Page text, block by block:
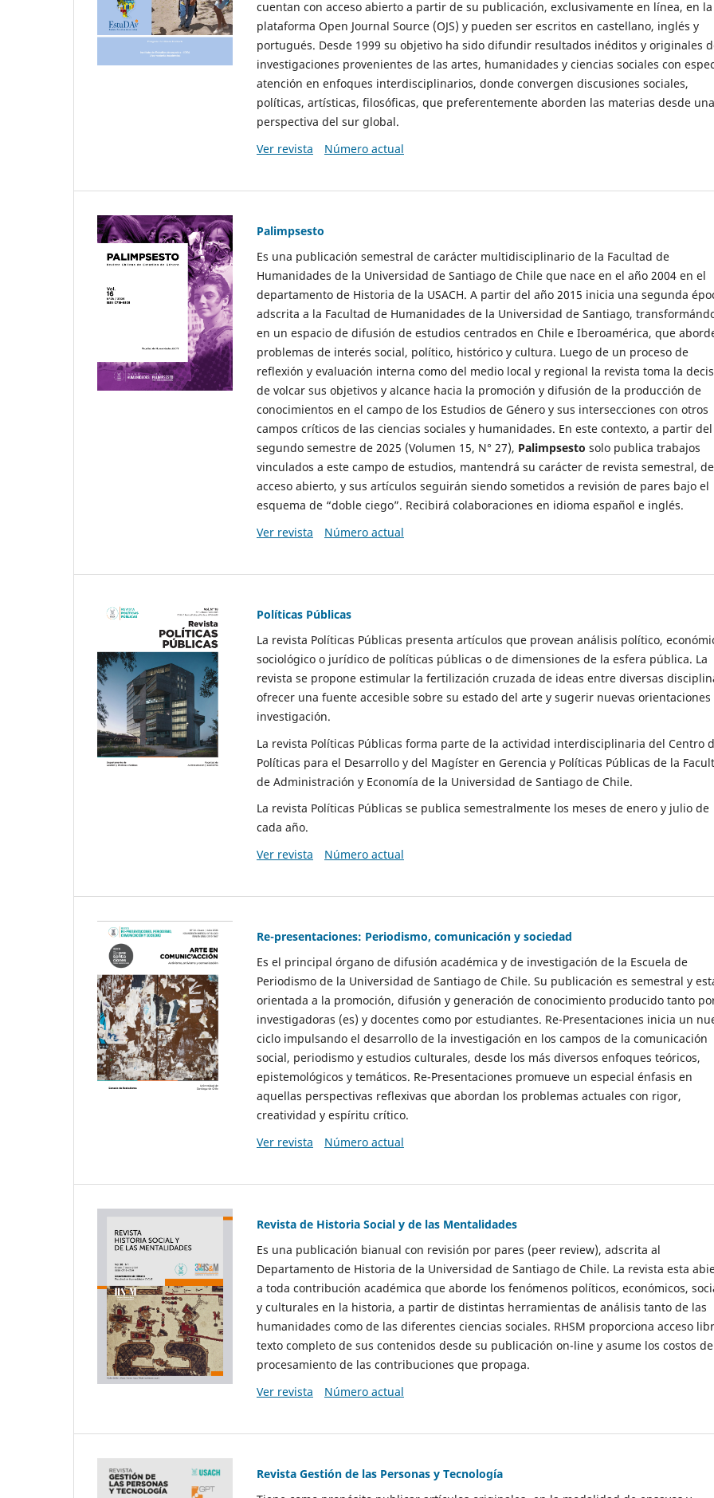
cuentan con acceso abierto a partir de su publicación, exclusivamente en línea, en la
plataforma Open Journal Source (OJS) y pueden ser escritos en castellano, inglés y
portugués. Desde 1999 su objetivo ha sido difundir resultados inéditos y originales
investigaciones provenientes de las artes, humanidades y ciencias sociales con
atención en enfoques interdisciplinarios, donde convergen discusiones sociales,
políticas, artísticas, filosóficas, que preferentemente aborden las materias desde una
perspectiva del sur global.
Ver revista
Número actual
Palimpsesto
Es una publicación semestral de carácter multidisciplinario de la Facultad de
Humanidades de la Universidad de Santiago de Chile que nace en el año 2004 en el
departamento de Historia de la USACH. A partir del año 2015 inicia una segunda
adscrita a la Facultad de Humanidades de la Universidad de Santiago,
en un espacio de difusión de estudios centrados en Chile e Iberoamérica, que
problemas de interés social, político, histórico y cultura. Luego de un proceso de
reflexión y evaluación interna como del medio local y regional la revista toma la
de volcar sus objetivos y alcance hacia la promoción y difusión de la producción de
conocimientos en el campo de los Estudios de Género y sus intersecciones con otros
campos críticos de las ciencias sociales y humanidades. En este contexto, a partir del
segundo semestre de 2025 (Volumen 15, N° 27), Palimpsesto solo publica trabajos
vinculados a este campo de estudios, mantendrá su carácter de revista semestral, de
acceso abierto, y sus artículos seguirán siendo sometidos a revisión de pares bajo el
esquema de “doble ciego”. Recibirá colaboraciones en idioma español e inglés.
Ver revista
Número actual
Políticas Públicas
La revista Políticas Públicas presenta artículos que provean análisis político,
sociológico o jurídico de políticas públicas o de dimensiones de la esfera pública. La
revista se propone estimular la fertilización cruzada de ideas entre diversas
ofrecer una fuente accesible sobre su estado del arte y sugerir nuevas orientaciones
investigación.
La revista Políticas Públicas forma parte de la actividad interdisciplinaria del Centro
Políticas para el Desarrollo y del Magíster en Gerencia y Políticas Públicas de la
de Administración y Economía de la Universidad de Santiago de Chile.
La revista Políticas Públicas se publica semestralmente los meses de enero y julio de
cada año.
Ver revista
Número actual
Re-presentaciones: Periodismo, comunicación y sociedad
Es el principal órgano de difusión académica y de investigación de la Escuela de
Periodismo de la Universidad de Santiago de Chile. Su publicación es semestral y
orientada a la promoción, difusión y generación de conocimiento producido tanto
investigadoras (es) y docentes como por estudiantes. Re-Presentaciones inicia un
ciclo impulsando el desarrollo de la investigación en los campos de la comunicación
social, periodismo y estudios culturales, desde los más diversos enfoques teóricos,
epistemológicos y temáticos. Re-Presentaciones promueve un especial énfasis en
aquellas perspectivas reflexivas que abordan los problemas actuales con rigor,
creatividad y espíritu crítico.
Ver revista
Número actual
Revista de Historia Social y de las Mentalidades
Es una publicación bianual con revisión por pares (peer review), adscrita al
Departamento de Historia de la Universidad de Santiago de Chile. La revista esta
a toda contribución académica que aborde los fenómenos políticos, económicos,
y culturales en la historia, a partir de distintas herramientas de análisis tanto de las
humanidades como de las diferentes ciencias sociales. RHSM proporciona acceso
texto completo de sus contenidos desde su publicación on-line y asume los costos de
procesamiento de las contribuciones que propaga.
Ver revista
Número actual
Revista Gestión de las Personas y Tecnología